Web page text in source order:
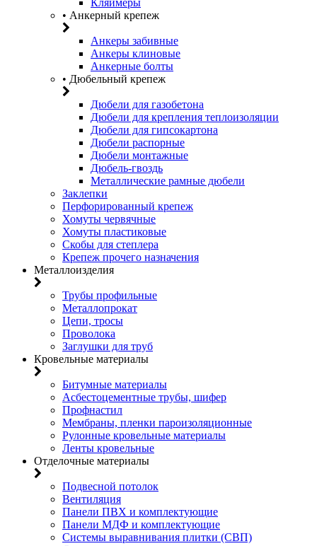
Кляймеры
• Анкерный крепеж
Анкеры забивные
Анкеры клиновые
Анкерные болты
• Дюбельный крепеж
Дюбели для газобетона
Дюбели для крепления теплоизоляции
Дюбели для гипсокартона
Дюбели распорные
Дюбели монтажные
Дюбель-гвоздь
Металлические рамные дюбели
Заклепки
Перфорированный крепеж
Хомуты червячные
Хомуты пластиковые
Скобы для степлера
Крепеж прочего назначения
Металлоизделия
Трубы профильные
Металлопрокат
Цепи, тросы
Проволока
Заглушки для труб
Кровельные материалы
Битумные материалы
Асбестоцементные трубы, шифер
Профнастил
Мембраны, пленки пароизоляционные
Рулонные кровельные материалы
Ленты кровельные
Отделочные материалы
Подвесной потолок
Вентиляция
Панели ПВХ и комплектующие
Панели МДФ и комплектующие
Системы выравнивания плитки (СВП)